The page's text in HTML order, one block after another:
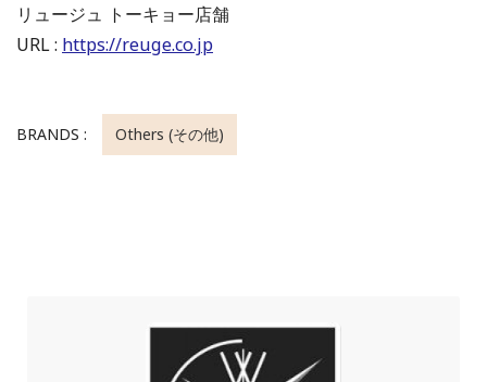
リュージュ トーキョー店舗
URL : https://reuge.co.jp
BRANDS : Others (その他)